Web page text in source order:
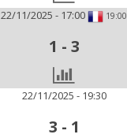
22/11/2025 - 17:00
19:00
1 - 3
22/11/2025 - 19:30
3 - 1